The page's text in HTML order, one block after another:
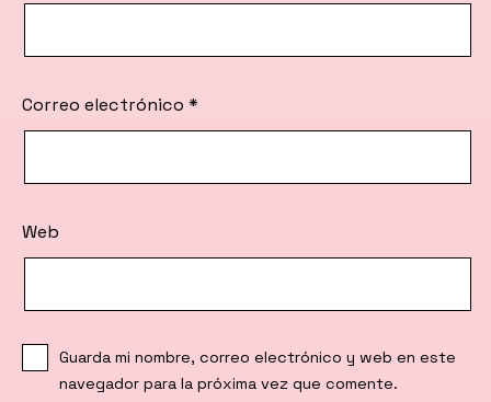
Correo electrónico *
Web
Guarda mi nombre, correo electrónico y web en este
navegador para la próxima vez que comente.